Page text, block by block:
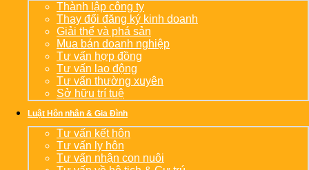
Thành lập công ty
Thay đổi đăng ký kinh doanh
Giải thể và phá sản
Mua bán doanh nghiệp
Tư vấn hợp đồng
Tư vấn lao động
Tư vấn thường xuyên
Sở hữu trí tuệ
Luật Hôn nhân & Gia Đình
Tư vấn kết hôn
Tư vấn ly hôn
Tư vấn nhận con nuôi